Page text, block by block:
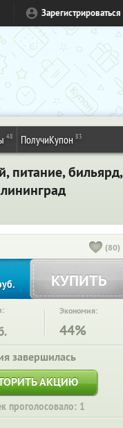
Зарегистрироваться
48 ПолучиКупон 83
питание, бильярд,
(80)
КУПИТЬ
Экономия:
44%
завершилась
АКЦИЮ
проголосовало: 1